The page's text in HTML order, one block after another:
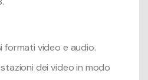
formati video e audio.
dei video in modo